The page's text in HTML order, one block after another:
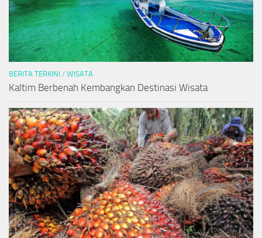
BERITA TERKINI / WISATA
Kaltim Berbenah Kembangkan Destinasi Wisata